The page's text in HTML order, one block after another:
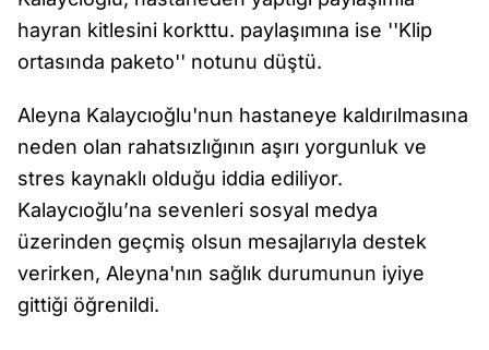
hayran kitlesini korkttu. paylaşımına ise ''Klip
ortasında paketo'' notunu düştü.
Aleyna Kalaycıoğlu'nun hastaneye kaldırılmasına
neden olan rahatsızlığının aşırı yorgunluk ve
stres kaynaklı olduğu iddia ediliyor.
Kalaycıoğlu’na sevenleri sosyal medya
üzerinden geçmiş olsun mesajlarıyla destek
verirken, Aleyna'nın sağlık durumunun iyiye
gittiği öğrenildi.